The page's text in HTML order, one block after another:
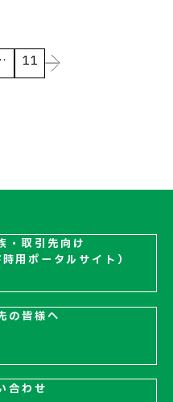
11
・取引先向け
用ポータルサイト）
の皆様へ
合わせ